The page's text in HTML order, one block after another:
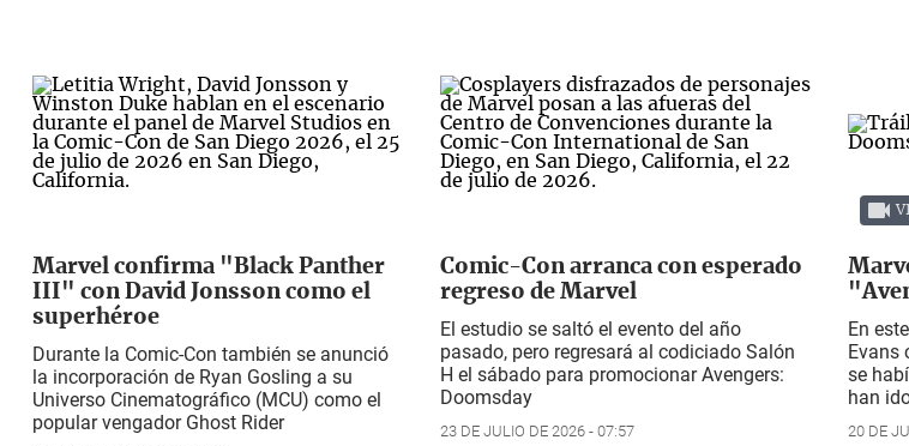
Marvel confirma "Black Panther
III" con David Jonsson como el
superhéroe
Durante la Comic-Con también se anunció
la incorporación de Ryan Gosling a su
Universo Cinematográfico (MCU) como el
popular vengador Ghost Rider
Comic-Con arranca con esperado
regreso de Marvel
El estudio se saltó el evento del año
pasado, pero regresará al codiciado Salón
H el sábado para promocionarAvengers:
Doomsday
23 DE JULIO DE 2026 - 07:57
En
Evans
se
han
20 DE